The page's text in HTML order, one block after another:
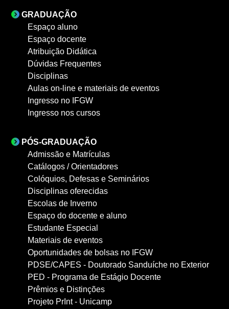
GRADUAÇÃO
Espaço aluno
Espaço docente
Atribuição Didática
Dúvidas Frequentes
Disciplinas
Aulas on-line e materiais de eventos
Ingresso no IFGW
Ingresso nos cursos
PÓS-GRADUAÇÃO
Admissão e Matrículas
Catálogos / Orientadores
Colóquios, Defesas e Seminários
Disciplinas oferecidas
Escolas de Inverno
Espaço do docente e aluno
Estudante Especial
Materiais de eventos
Oportunidades de bolsas no IFGW
PDSE/CAPES - Doutorado Sanduíche no Exterior
PED - Programa de Estágio Docente
Prêmios e Distinções
Projeto PrInt - Unicamp